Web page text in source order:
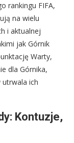
rankingu FIFA,
na wielu
i aktualnej
jak Górnik
Warty,
dla Górnika,
ich
Kontuzje,